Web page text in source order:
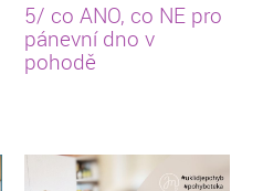
5/ co ANO, co NE pro
pánevní dno v
pohodě